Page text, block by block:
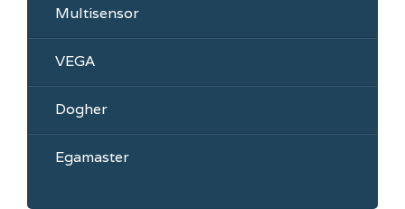
Multisensor
VEGA
Dogher
Egamaster